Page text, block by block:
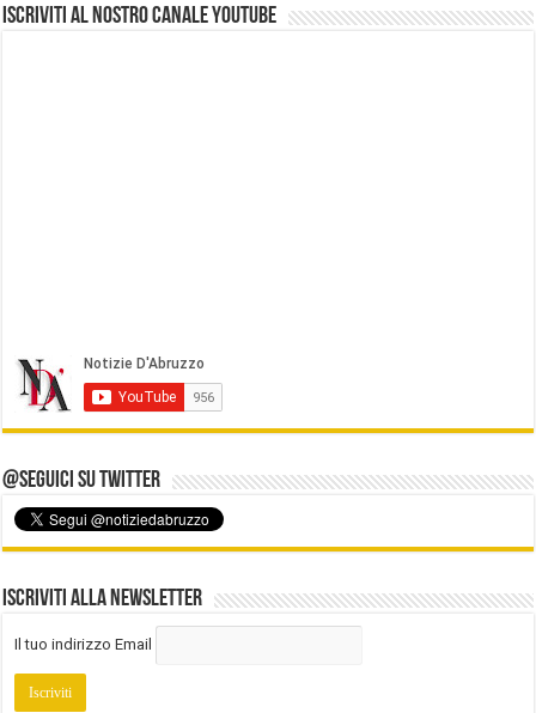
Iscriviti al nostro Canale Youtube
@Seguici su Twitter
Iscriviti alla Newsletter
Il tuo indirizzo Email